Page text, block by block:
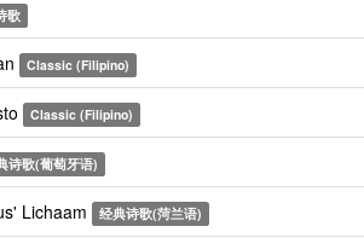
歌
Classic (Filipino)
Classic (Filipino)
诗歌(葡萄牙语)
Lichaam 经典诗歌(菏兰语)